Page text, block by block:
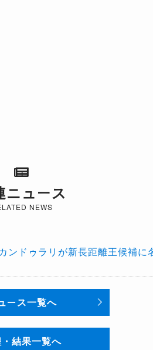
ニュース
NEWS
ンドゥラリが新長距離王候補に
ース一覧へ
・結果一覧へ